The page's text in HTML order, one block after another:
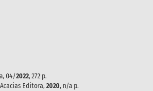
04/2022, 272 p.
Editora,2020, n/a p.